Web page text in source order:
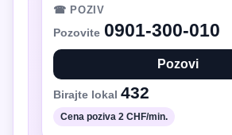
☎ POZIV
Pozovite 0901-300-010
Pozovi
Birajte lokal 432
Cena poziva 2 CHF/min.